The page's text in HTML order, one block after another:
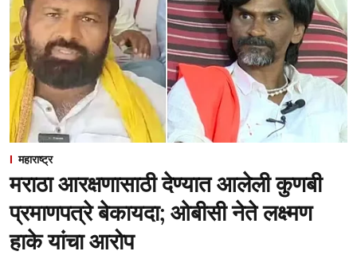
महाराष्ट्र
मराठा आरक्षणासाठी देण्यात आलेली कुणबी
प्रमाणपत्रे बेकायदा; ओबीसी नेते लक्ष्मण
हाके यांचा आरोप